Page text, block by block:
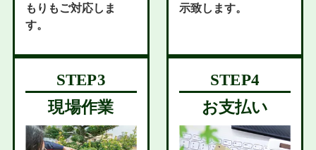
もりもご対応しま
す。
示致します。
現場作業 お支払い